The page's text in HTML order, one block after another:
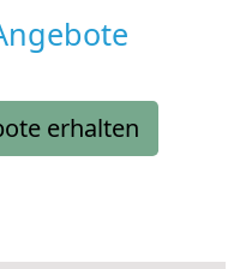
erhalten